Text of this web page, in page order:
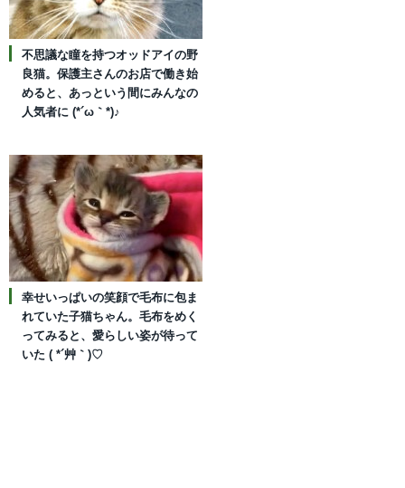
不思議な瞳を持つオッドアイの野
良猫。保護主さんのお店で働き始
めると、あっという間にみんなの
人気者に (*´ω｀*)♪
幸せいっぱいの笑顔で毛布に包ま
れていた子猫ちゃん。毛布をめく
ってみると、愛らしい姿が待って
いた ( *´艸｀)♡